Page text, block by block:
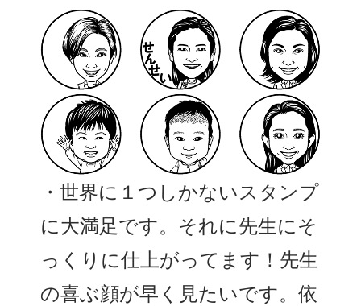
・世界に１つしかないスタンプ
に大満足です。それに先生にそ
っくりに仕上がってます！先生
の喜ぶ顔が早く見たいです。依